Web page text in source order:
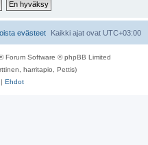
Kaikki ajat ovat UTC+03:00
evästeet
Forum Software © phpBB Limited
harritapio, Pettis)
| Ehdot